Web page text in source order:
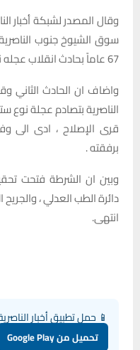
وقال المصدر لشبكة أخبار
سوق الشيوخ جنوب
67 عاماً بحادث انقلاب عجله نوع سمند داخل احد انهر القضاء .
واضاف ان الحادث
الناصرية بتصادم عجلة نوع
قرى الإصلاح ، ادى الى
برفقته .
وبين ان الشرطة فتحت
دائرة الطب العدلي ،
انتهى.
📱 حمل تطبيق أخبار
تحميل من Google Play